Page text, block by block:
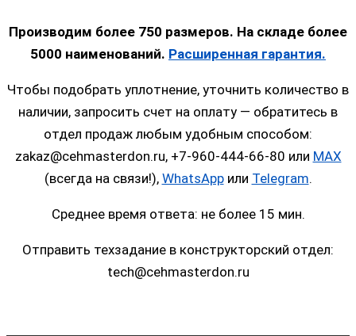
Производим более 750 размеров. На складе более
5000 наименований. Расширенная гарантия.
Чтобы подобрать уплотнение, уточнить количество в
наличии, запросить счет на оплату — обратитесь в
отдел продаж любым удобным способом:
zakaz@cehmasterdon.ru, +7-960-444-66-80 или MAX
(всегда на связи!), WhatsAppили Telegram.
Среднее время ответа: не более 15 мин.
Отправить техзадание в конструкторский отдел:
tech@cehmasterdon.ru